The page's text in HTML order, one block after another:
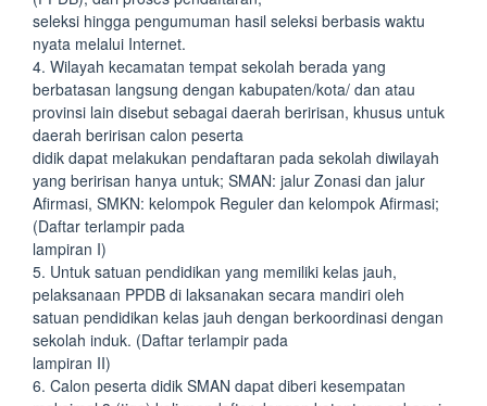
seleksi hingga pengumuman hasil seleksi berbasis waktu
nyata melalui Internet.
4. Wilayah kecamatan tempat sekolah berada yang
berbatasan langsung dengan kabupaten/kota/ dan atau
provinsi lain disebut sebagai daerah beririsan, khusus untuk
daerah beririsan calon peserta
didik dapat melakukan pendaftaran pada sekolah diwilayah
yang beririsan hanya untuk; SMAN: jalur Zonasi dan jalur
Afirmasi, SMKN: kelompok Reguler dan kelompok Afirmasi;
(Daftar terlampir pada
lampiran I)
5. Untuk satuan pendidikan yang memiliki kelas jauh,
pelaksanaan PPDB di laksanakan secara mandiri oleh
satuan pendidikan kelas jauh dengan berkoordinasi dengan
sekolah induk. (Daftar terlampir pada
lampiran II)
6. Calon peserta didik SMAN dapat diberi kesempatan